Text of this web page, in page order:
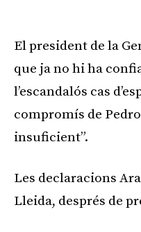
El president de la
que ja no hi ha
l’escandalós cas
compromís de
insuficient”.
Les declaracions
Lleida, després de